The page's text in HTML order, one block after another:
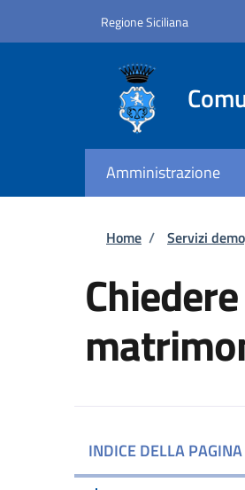
Regione Siciliana
Amministrazione
Briciole
Home / Servizi
INDICE DELLA PAGINA